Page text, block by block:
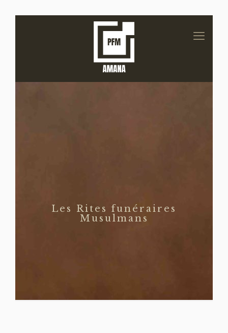
Les Rites funéraires
Musulmans